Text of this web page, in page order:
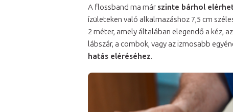
A flossband ma már szinte bárhol
ízületeken való alkalmazáshoz 7,5 cm
2 méter, amely általában elegendő a kéz,
lábszár, a combok, vagy az izmosabb
hatás eléréséhez.